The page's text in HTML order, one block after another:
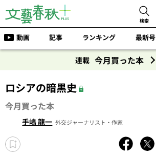
検索
動画 記事 ランキング 最新号
連載 今月買った本
ロシアの暗黒史
今月買った本
手嶋 龍一 外交ジャーナリスト・作家